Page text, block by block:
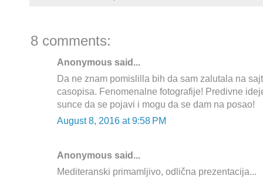
8 comments:
Anonymous said...
Da ne znam pomislilla bih da sam zalutala na
casopisa. Fenomenalne fotografije! Predivne
sunce da se pojavi i mogu da se dam na posao!
August 8, 2016 at 9:58 PM
Anonymous said...
Mediteranski primamljivo, odlična prezentacija...